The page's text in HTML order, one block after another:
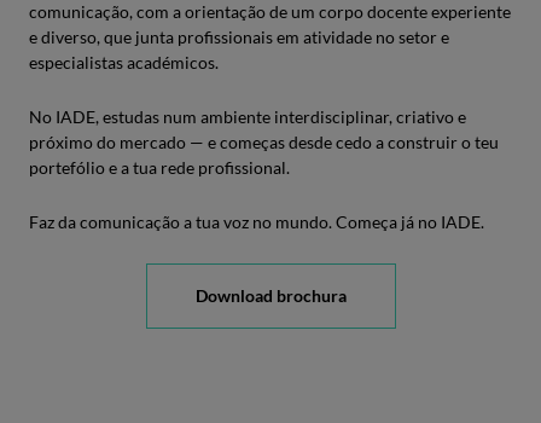
comunicação, com a orientação de um corpo docente experiente
e diverso, que junta profissionais em atividade no setor e
especialistas académicos.
No IADE, estudas num ambiente interdisciplinar, criativo e
próximo do mercado — e começas desde cedo a construir o teu
portefólio e a tua rede profissional.
Faz da comunicação a tua voz no mundo. Começa já no IADE.
Download brochura